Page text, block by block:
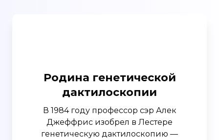
Родина генетической
дактилоскопии
В 1984 году профессор сэр Алек
Джеффрис изобрел в Лестере
генетическую дактилоскопию —